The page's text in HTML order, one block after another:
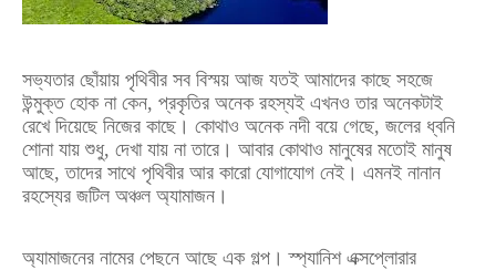
সভ্যতার ছোঁয়ায় পৃথিবীর সব বিস্ময় আজ যতই আমাদের কাছে সহজে
উন্মুক্ত হোক না কেন, প্রকৃতির অনেক রহস্যই এখনও তার অনেকটাই
রেখে দিয়েছে নিজের কাছে। কোথাও অনেক নদী বয়ে গেছে, জলের ধ্বনি
শোনা যায় শুধু, দেখা যায় না তারে। আবার কোথাও মানুষের মতোই মানুষ
আছে, তাদের সাথে পৃথিবীর আর কারো যোগাযোগ নেই। এমনই নানান
রহস্যের জটিল অঞ্চল অ্যামাজন।
অ্যামাজনের নামের পেছনে আছে এক গল্প। স্প্যানিশ এক্সপ্লোরার